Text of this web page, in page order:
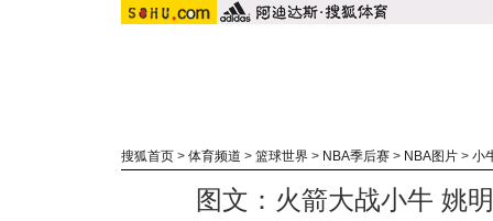
搜狐首页 > 体育频道 > 篮球世界 > NBA季后赛 > NBA图片 > 小
图文：火箭大战小牛 姚